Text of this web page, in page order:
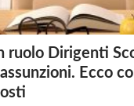
ruolo Dirigenti
Ecco